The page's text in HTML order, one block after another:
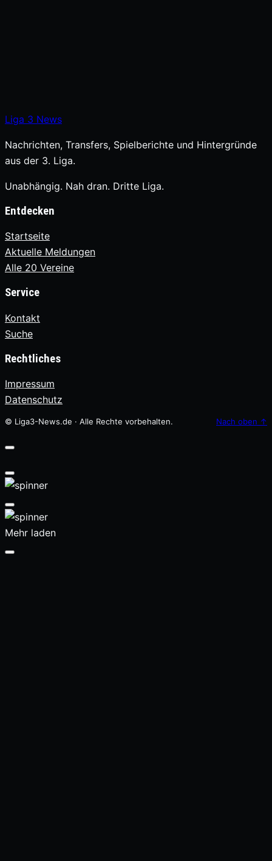
Liga 3 News
Nachrichten, Transfers, Spielberichte und Hintergründe
aus der 3. Liga.
Unabhängig. Nah dran. Dritte Liga.
Entdecken
Startseite
Aktuelle Meldungen
Alle 20 Vereine
Service
Kontakt
Suche
Rechtliches
Impressum
Datenschutz
© Liga3-News.de · Alle Rechte vorbehalten. Nach oben ↑
Mehr laden